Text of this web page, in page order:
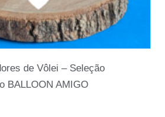
de Vôlei – Seleção
BALLOON AMIGO